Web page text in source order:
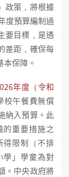
政策，將根據
度預算編制過
要目標，是透
差距，確保每
保障。
年度（令和
校午餐費無償
納入預算。此
重要措施之
得限制（不排
學」學童為對
。中央政府將